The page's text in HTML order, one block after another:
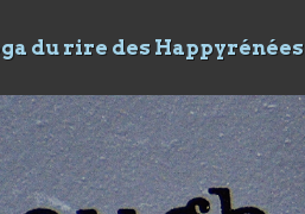
du rire des Happyrénées